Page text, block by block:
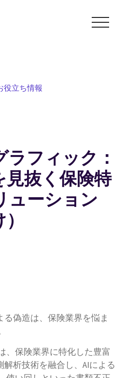
役立ち情報
ラフィック：
見抜く保険特
ューション
る偽造は、保険業界を悩ま
、保険業界に特化した豊富
解析技術を融合し、AIによる